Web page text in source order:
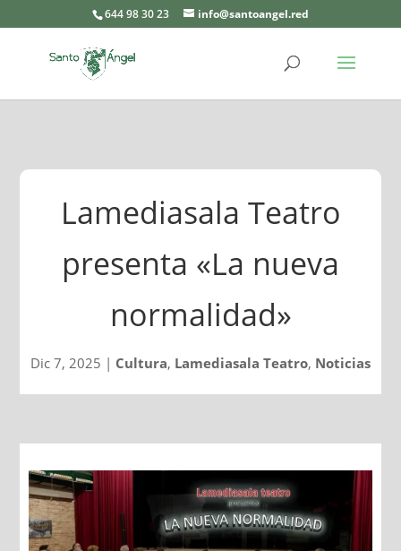
644 98 30 23 info@santoangel.red
Lamediasala Teatro
presenta «La nueva
normalidad»
Dic 7, 2025 | Cultura, Lamediasala Teatro, Noticias